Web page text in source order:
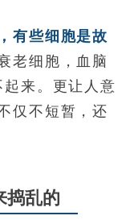
有些细胞是故
老细胞，血脑
来。更让人意
仅不短暂，还
捣乱的